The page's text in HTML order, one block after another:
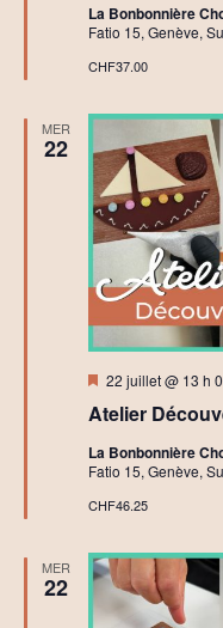
La Bonbonnière
Fatio 15, Genève,
CHF37.00
MER
22
Atelier
Mis
avant
22 juillet @ 13 h
La Bonbonnière
Fatio 15, Genève,
CHF46.25
MER
22